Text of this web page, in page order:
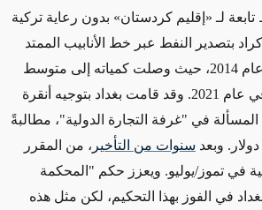
لـ «إقليم كردستان» بدون رعاية تركية
بتصدير النفط عبر خط الأنابيب الممتد
430 ألف برميل يومياً في عام 2021. وقد قامت بغداد بتوجيه أنقرة
في "غرفة التجارة الدولية"، مطالبةً
سنوات من التأخير ، من المقرر
في تموز/يوليو. ويعزز حكم "المحكمة
في الفوز بهذا التحكيم، لكن مثل هذه